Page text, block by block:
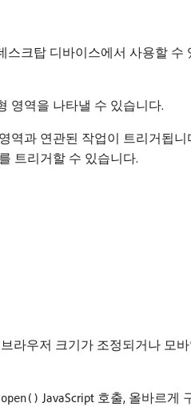
크탑 디바이스에서 사용할
영역을 나타낼 수 있습니다.
과 연관된 작업이 트리거됩
트리거할 수 있습니다.
라우저 크기가 조정되거나 모
JavaScript 호출, 올바르게